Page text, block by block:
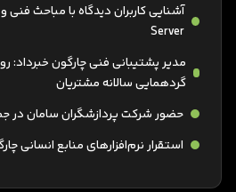
Server
گردهمایی سالانه مشتریان
حضور شرکت پردازشگران سامان در
استقرار نرم‌افزارهای منابع انسانی